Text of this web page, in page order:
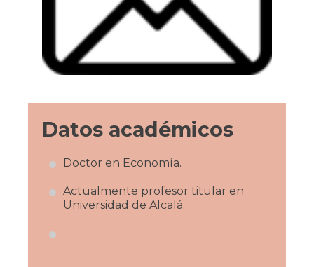
Datos académicos
Doctor en Economía.
Actualmente profesor titular en
Universidad de Alcalá.